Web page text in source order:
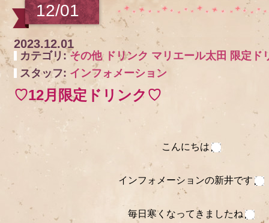
12/01
2023.12.01
カテゴリ:その他 ドリンク マリエール太田 限定ド
スタッフ: インフォメーション
♡12月限定ドリンク♡
こんにちは
インフォメーションの新井です
毎日寒くなってきましたね